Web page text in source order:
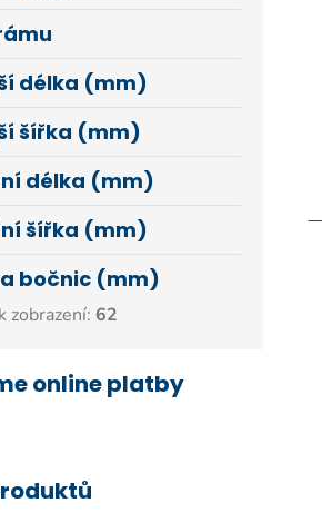
délka (mm)
šířka (mm)
délka (mm)
šířka (mm)
bočnic (mm)
zobrazení: 62
online platby